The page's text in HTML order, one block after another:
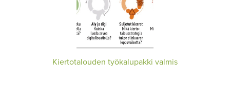
Kiertotalouden työkalupakki valmis